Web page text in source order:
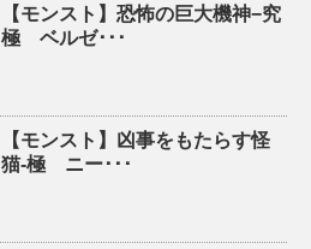
【モンスト】恐怖の巨大機神−究
極 ベルゼ･･･
【モンスト】凶事をもたらす怪
猫-極 ニー･･･